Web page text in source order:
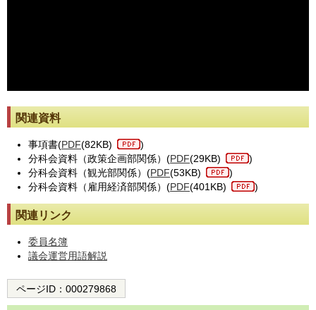
関連資料
事項書(PDF(82KB)
)
分科会資料（政策企画部関係）(PDF(29KB)
)
分科会資料（観光部関係）(PDF(53KB)
)
分科会資料（雇用経済部関係）(PDF(401KB) )
関連リンク
委員名簿
議会運営用語解説
ページID： 000279868